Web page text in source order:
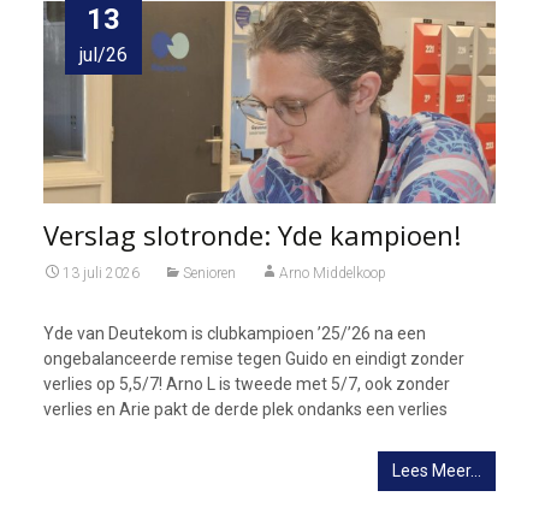
13
jul/26
Verslag slotronde: Yde kampioen!
13 juli 2026 Senioren Arno Middelkoop
Yde van Deutekom is clubkampioen ’25/’26 na een
ongebalanceerde remise tegen Guido en eindigt zonder
verlies op 5,5/7! Arno L is tweede met 5/7, ook zonder
verlies en Arie pakt de derde plek ondanks een verlies
Lees Meer…